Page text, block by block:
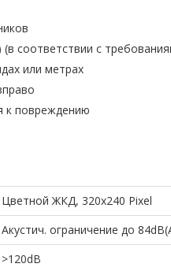
соответствии с
или метрах
к повреждению
Цветной ЖКД, 320x240 Pixel
Акустич. ограничение до
>120dB